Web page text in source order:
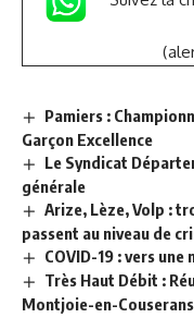
Pamiers :
Garçon Excellence
Le Syndicat
générale
Arize, Lèze, Volp :
passent au niveau de
COVID-19 : vers
Très Haut Débit :
Montjoie-en-Couserans